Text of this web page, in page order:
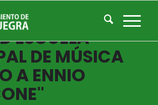
DE AULAS Y
ESCUELA
DE MÚSICA
A ENNIO